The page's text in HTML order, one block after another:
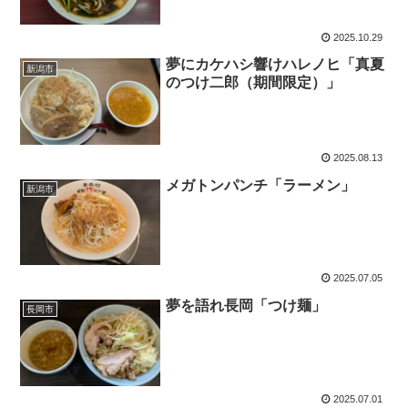
2025.10.29
新潟市
夢にカケハシ響けハレノヒ「真夏
のつけ二郎（期間限定）」
2025.08.13
新潟市 メガトンパンチ「ラーメン」
2025.07.05
長岡市 夢を語れ長岡「つけ麺」
2025.07.01